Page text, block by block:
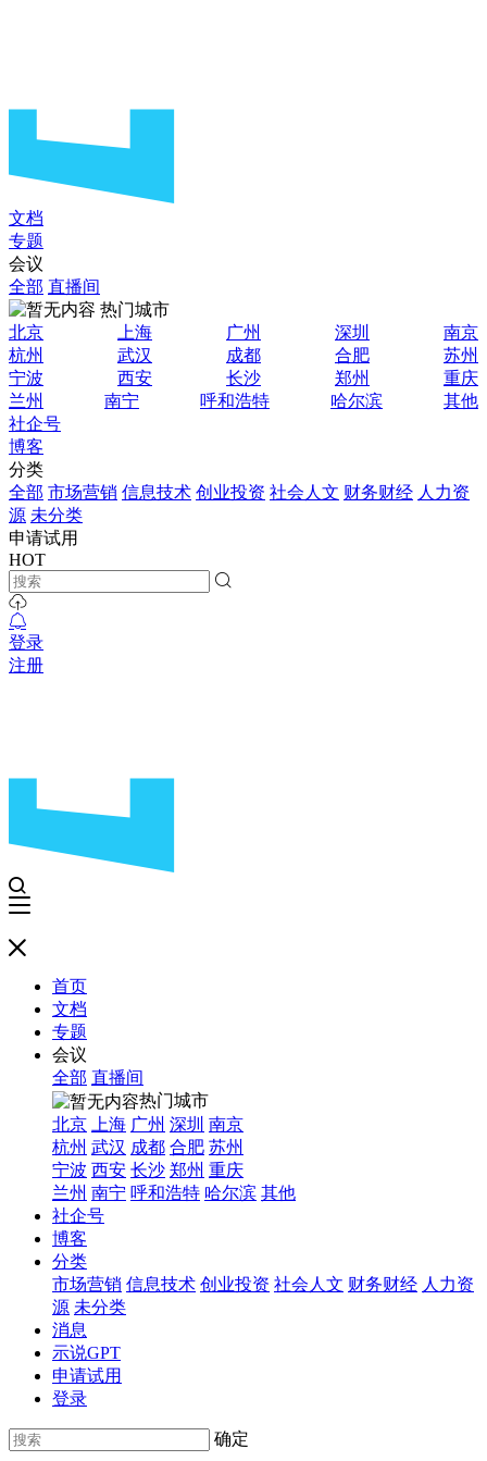
文档
专题
会议
全部 直播间
热门城市
北京
上海 广州 深圳
南京
杭州
武汉 成都 合肥
苏州
宁波
西安 长沙 郑州
重庆
兰州
南宁 呼和浩特 哈尔滨
其他
社企号
博客
分类
全部 市场营销 信息技术 创业投资 社会人文 财务财经 人力资
源 未分类
申请试用
HOT
登录
注册
首页
文档
专题
会议
全部 直播间
热门城市
北京
上海 广州 深圳 南京
杭州 武汉 成都 合肥 苏州
宁波 西安 长沙 郑州 重庆
兰州 南宁 呼和浩特 哈尔滨 其他
社企号
博客
分类
市场营销 信息技术 创业投资 社会人文 财务财经 人力资
源 未分类
消息
示说GPT
申请试用
登录
确定